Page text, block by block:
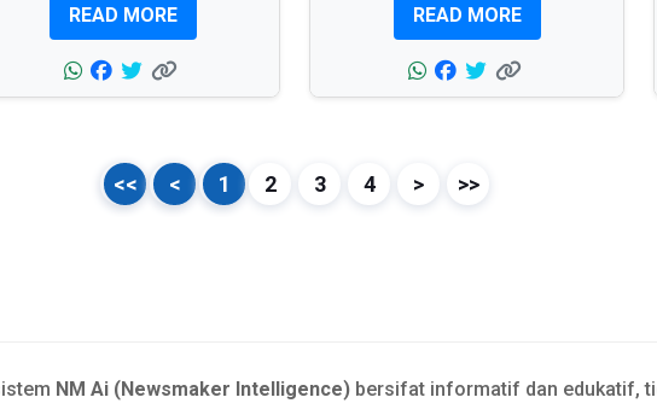
READ MORE READ MORE
<< < 1 2 3 4 > >>
NM Ai (Newsmaker Intelligence) bersifat informatif dan edukatif,